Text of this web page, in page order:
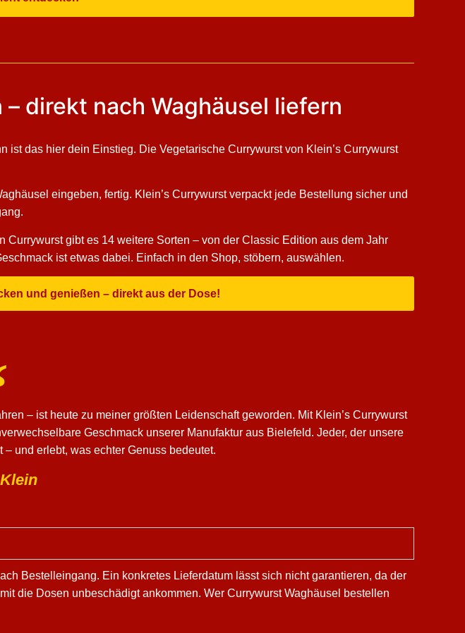
direkt nach Waghäusel liefern
das hier dein Einstieg. Die Vegetarische Currywurst von Klein’s Currywurst
eingeben, fertig. Klein’s Currywurst verpackt jede Bestellung sicher und
gibt es 14 weitere Sorten – von der Classic Edition aus dem Jahr
ist etwas dabei. Einfach in den Shop, stöbern, auswählen.
und genießen – direkt aus der Dose!
– ist heute zu meiner größten Leidenschaft geworden. Mit Klein’s Currywurst
Geschmack unserer Manufaktur aus Bielefeld. Jeder, der unsere
und erlebt, was echter Genuss bedeutet.
Bestelleingang. Ein konkretes Lieferdatum lässt sich nicht garantieren, da der
die Dosen unbeschädigt ankommen. Wer Currywurst Waghäusel bestellen